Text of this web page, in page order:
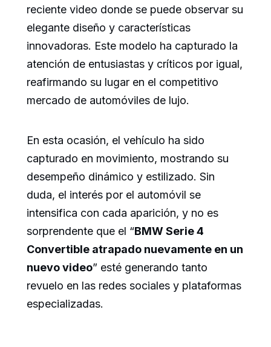
reciente video donde se puede observar su
elegante diseño y características
innovadoras. Este modelo ha capturado la
atención de entusiastas y críticos por igual,
reafirmando su lugar en el competitivo
mercado de automóviles de lujo.
En esta ocasión, el vehículo ha sido
capturado en movimiento, mostrando su
desempeño dinámico y estilizado. Sin
duda, el interés por el automóvil se
intensifica con cada aparición, y no es
sorprendente que el “BMW Serie 4
Convertible atrapado nuevamente en un
nuevo video” esté generando tanto
revuelo en las redes sociales y plataformas
especializadas.